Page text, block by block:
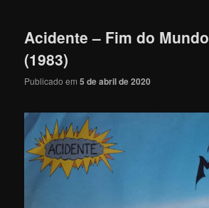
Acidente – Fim do Mundo
(1983)
Publicado em5 de abril de 2020